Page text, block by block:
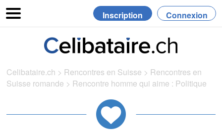
Inscription Connexion
Celibataire.ch > Rencontres en Suisse > Rencontres en
Suisse romande > Rencontre homme qui aime : Politique